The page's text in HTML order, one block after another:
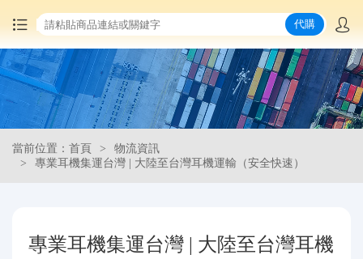
首頁
中國商品代購
集運服務
查詢運單
代購
當前位置：首頁
物流資訊
專業耳機集運台灣 | 大陸至台灣耳機運輸（安全快速）
專業耳機集運台灣 | 大陸至台灣耳機